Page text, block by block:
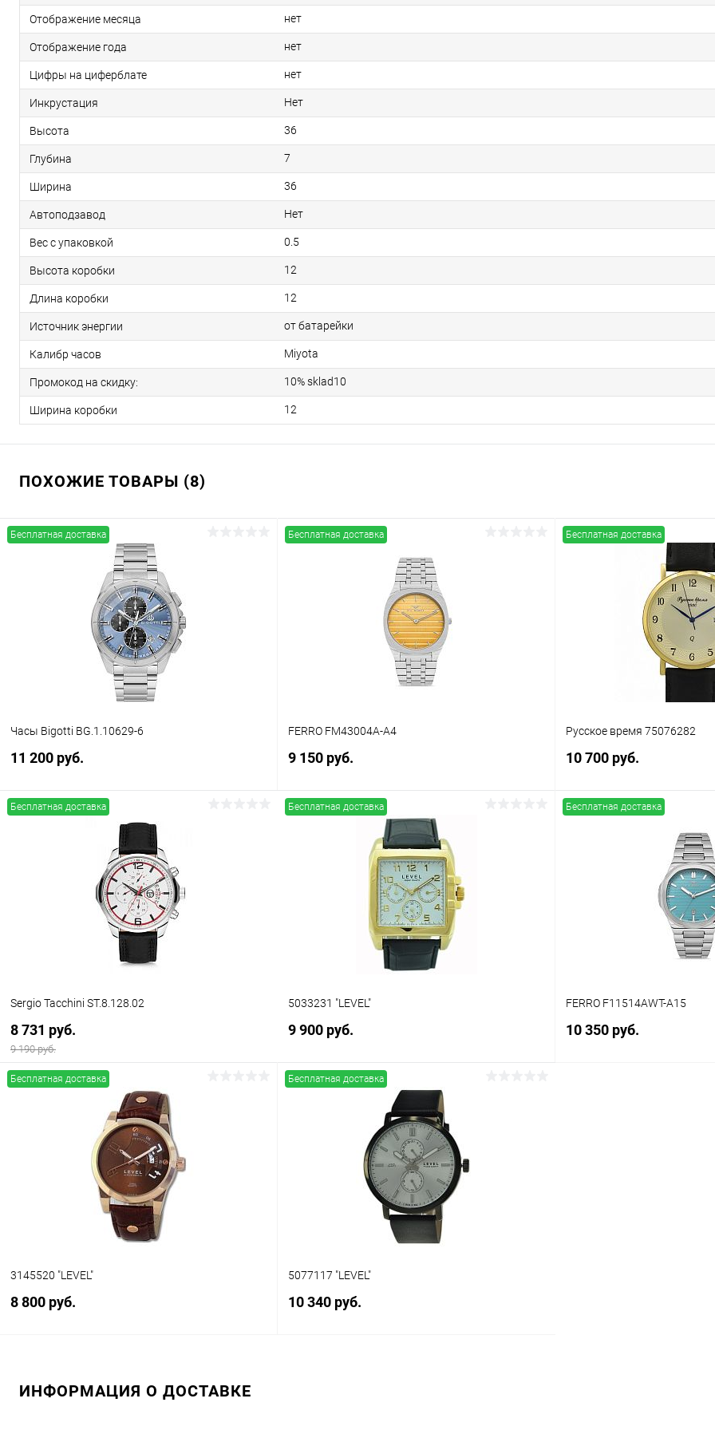
Отображение месяца нет
Отображение года нет
Цифры на циферблате нет
Инкрустация Нет
Высота 36
Глубина 7
Ширина 36
Автоподзавод Нет
Вес с упаковкой 0.5
Высота коробки 12
Длина коробки 12
Источник энергии от батарейки
Калибр часов Miyota
Промокод на скидку: 10% sklad10
Ширина коробки 12
ПОХОЖИЕ ТОВАРЫ (8)
Бесплатная доставка
Часы Bigotti BG.1.10629-6
11 200 руб.
В корзину
Сравнение
В наличии
Бесплатная доставка
FERRO FM43004A-A4
9 150 руб.
В корзину
Купить в 1 клик Сравнение
В наличии
Бесплатная доставка
Русское время 75076282
10 700 руб.
Бесплатная доставка
Sergio Tacchini ST.8.128.02
8 731 руб.
9 190 руб.
В корзину
Купить в 1 клик Сравнение
В наличии
Бесплатная доставка
5033231 "LEVEL"
9 900 руб.
В корзину
Купить в 1 клик Сравнение
В наличии
Бесплатная доставка
FERRO F11514AWT-A15
10 350 руб.
Бесплатная доставка
3145520 "LEVEL"
8 800 руб.
Бесплатная доставка
5077117 "LEVEL"
10 340 руб.
ИНФОРМАЦИЯ О ДОСТАВКЕ